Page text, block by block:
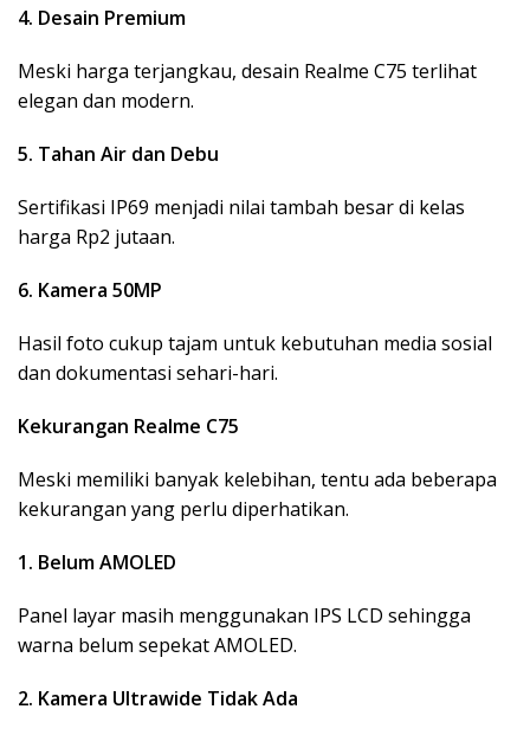
4. Desain Premium
Meski harga terjangkau, desain Realme C75 terlihat
elegan dan modern.
5. Tahan Air dan Debu
Sertifikasi IP69 menjadi nilai tambah besar di kelas
harga Rp2 jutaan.
6. Kamera 50MP
Hasil foto cukup tajam untuk kebutuhan media sosial
dan dokumentasi sehari-hari.
Kekurangan Realme C75
Meski memiliki banyak kelebihan, tentu ada beberapa
kekurangan yang perlu diperhatikan.
1. Belum AMOLED
Panel layar masih menggunakan IPS LCD sehingga
warna belum sepekat AMOLED.
2. Kamera Ultrawide Tidak Ada